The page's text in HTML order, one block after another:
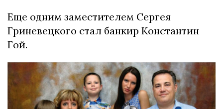
Еще одним заместителем Сергея
Гриневецкого стал банкир Константин
Гой.